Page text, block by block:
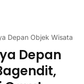
Depan Objek Wisata
Depan